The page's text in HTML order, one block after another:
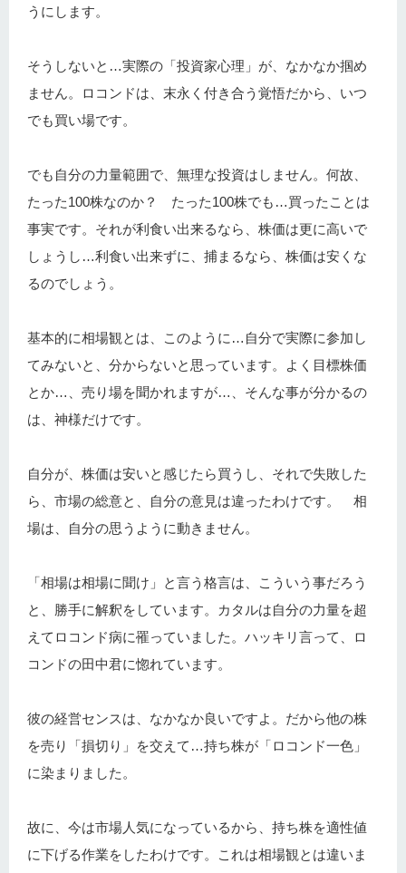
うにします。
そうしないと…実際の「投資家心理」が、なかなか掴め
ません。ロコンドは、末永く付き合う覚悟だから、いつ
でも買い場です。
でも自分の力量範囲で、無理な投資はしません。何故、
たった100株なのか？ たった100株でも…買ったことは
事実です。それが利食い出来るなら、株価は更に高いで
しょうし…利食い出来ずに、捕まるなら、株価は安くな
るのでしょう。
基本的に相場観とは、このように…自分で実際に参加し
てみないと、分からないと思っています。よく目標株価
とか…、売り場を聞かれますが…、そんな事が分かるの
は、神様だけです。
自分が、株価は安いと感じたら買うし、それで失敗した
ら、市場の総意と、自分の意見は違ったわけです。 相
場は、自分の思うように動きません。
「相場は相場に聞け」と言う格言は、こういう事だろう
と、勝手に解釈をしています。カタルは自分の力量を超
えてロコンド病に罹っていました。ハッキリ言って、ロ
コンドの田中君に惚れています。
彼の経営センスは、なかなか良いですよ。だから他の株
を売り「損切り」を交えて…持ち株が「ロコンド一色」
に染まりました。
故に、今は市場人気になっているから、持ち株を適性値
に下げる作業をしたわけです。これは相場観とは違いま